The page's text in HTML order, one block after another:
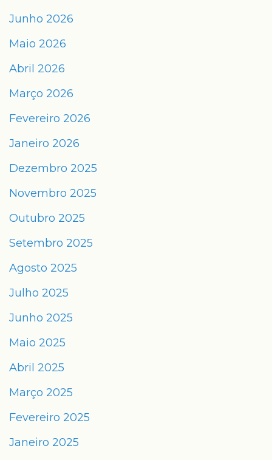
Junho 2026
Maio 2026
Abril 2026
Março 2026
Fevereiro 2026
Janeiro 2026
Dezembro 2025
Novembro 2025
Outubro 2025
Setembro 2025
Agosto 2025
Julho 2025
Junho 2025
Maio 2025
Abril 2025
Março 2025
Fevereiro 2025
Janeiro 2025